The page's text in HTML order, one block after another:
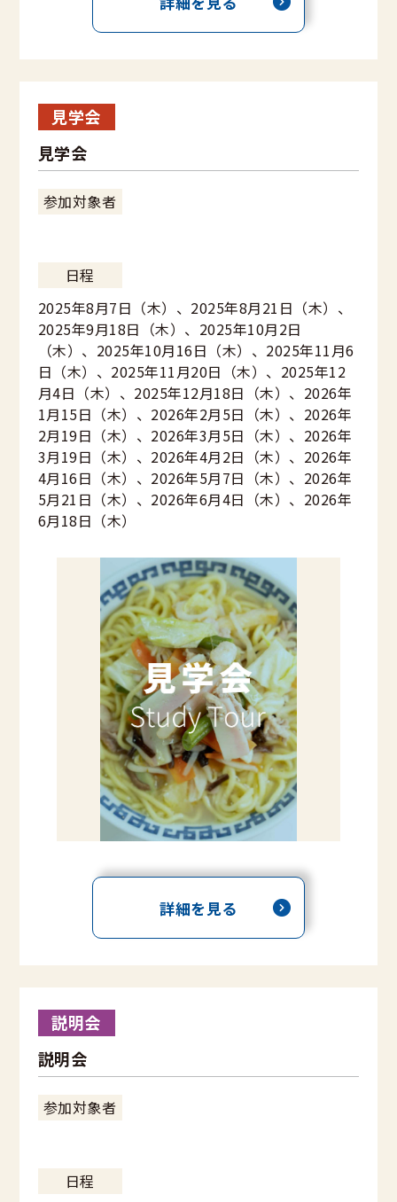
見学会
見学会
参加対象者
日程
2025年8月7日（木）、2025年8月21日（木）、
2025年9月18日（木）、2025年10月2日
（木）、2025年10月16日（木）、2025年11月6
日（木）、2025年11月20日（木）、2025年12
月4日（木）、2025年12月18日（木）、2026年
1月15日（木）、2026年2月5日（木）、2026年
2月19日（木）、2026年3月5日（木）、2026年
3月19日（木）、2026年4月2日（木）、2026年
4月16日（木）、2026年5月7日（木）、2026年
5月21日（木）、2026年6月4日（木）、2026年
6月18日（木）
詳細を見る
説明会
説明会
参加対象者
日程